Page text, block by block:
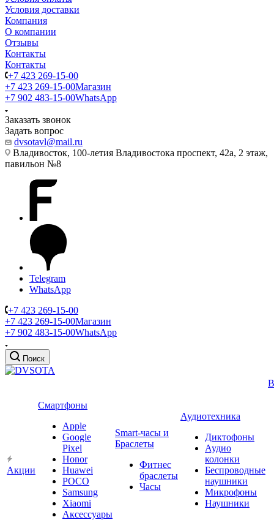
Условия доставки
Компания
О компании
Отзывы
Контакты
Контакты
+7 423 269-15-00
+7 423 269-15-00Магазин
+7 902 483-15-00WhatsApp
Заказать звонок
Задать вопрос
dvsotavl@mail.ru
Владивосток, 100-летия Владивостока проспект, 42а, 2 этаж,
павильон №8
Telegram
WhatsApp
+7 423 269-15-00
+7 423 269-15-00Магазин
+7 902 483-15-00WhatsApp
Поиск
Акции
Смартфоны
Apple
Google
Pixel
Honor
Huawei
POCO
Samsung
Xiaomi
Аксессуары
Smart-часы и
Браслеты
Фитнес
браслеты
Часы
Аудиотехника
Диктофоны
Аудио
колонки
Беспроводные
наушники
Микрофоны
Наушники